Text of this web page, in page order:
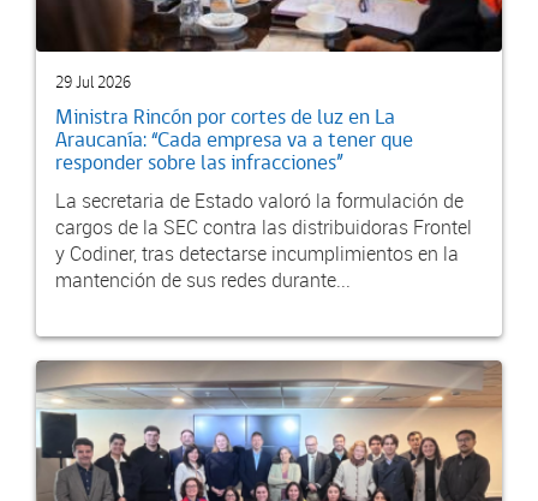
29 Jul 2026
Ministra Rincón por cortes de luz en La
Araucanía: “Cada empresa va a tener que
responder sobre las infracciones”
La secretaria de Estado valoró la formulación de
cargos de la SEC contra las distribuidoras Frontel
y Codiner, tras detectarse incumplimientos en la
mantención de sus redes durante...